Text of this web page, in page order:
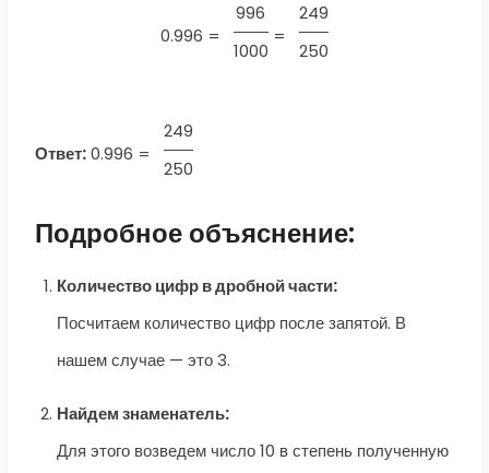
0.996 =
996
1000
=
249
250
Ответ: 0.996 =
249
250
Подробное объяснение:
Количество цифр в дробной части:
Посчитаем количество цифр после запятой. В
нашем случае — это 3.
Найдем знаменатель:
Для этого возведем число 10 в степень полученную